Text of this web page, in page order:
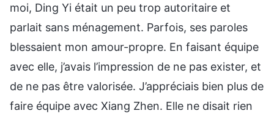
moi, Ding Yi était un peu trop autoritaire et
parlait sans ménagement. Parfois, ses paroles
blessaient mon amour-propre. En faisant équipe
avec elle, j’avais l’impression de ne pas exister, et
de ne pas être valorisée. J’appréciais bien plus de
faire équipe avec Xiang Zhen. Elle ne disait rien